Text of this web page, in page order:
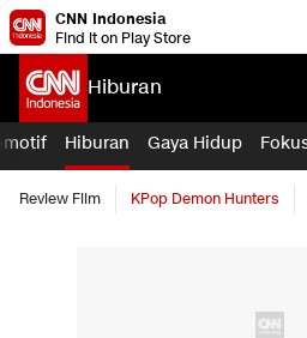
CNN Indonesia
Find it on Play Store
Hiburan
Hiburan Gaya Hidup
Review Film KPop Demon Hunters